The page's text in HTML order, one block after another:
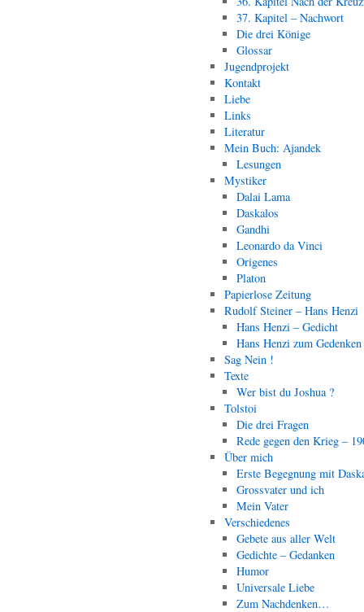
37. Kapitel – Nachwort
Die drei Könige
Glossar
Jugendprojekt
Kontakt
Liebe
Links
Literatur
Mein Buch: Ajandek
Lesungen
Mystiker
Dalai Lama
Daskalos
Gandhi
Leonardo da Vinci
Origenes
Platon
Papierlose Zeitung
Rudolf Steiner – Hans Henzi
Hans Henzi – Gedicht
Hans Henzi zum Gedenken
Sag Nein !
Texte
Wer bist du Joshua ?
Tolstoi
Die drei Fragen
Rede gegen den Krieg –
Über mich
Erste Begegnung mit
Grossvater und ich
Mein Vater
Verschiedenes
Gebete aus aller Welt
Gedichte – Gedanken
Humor
Universale Liebe
Zum Nachdenken…